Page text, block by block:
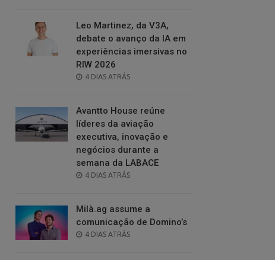
Leo Martinez, da V3A,
debate o avanço da IA em
experiências imersivas no
RIW 2026
POSTED
4 DIAS ATRÁS
Avantto House reúne
líderes da aviação
executiva, inovação e
negócios durante a
semana da LABACE
POSTED
4 DIAS ATRÁS
Milà.ag assume a
comunicação de Domino’s
POSTED
4 DIAS ATRÁS